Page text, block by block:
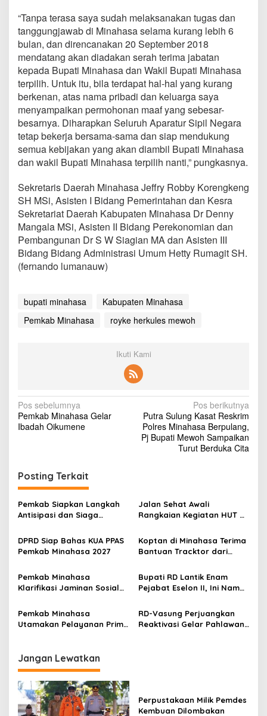
D
e
d
i
k
a
s
Y
a
n
g
T
i
n
g
i
“Tanpa terasa saya sudah melaksanakan tugas dan
tanggungjawab di Minahasa selama kurang lebih 6
bulan, dan direncanakan 20 September 2018
mendatang akan diadakan serah terima jabatan
kepada Bupati Minahasa dan Wakil Bupati Minahasa
terpilih. Untuk itu, bila terdapat hal-hal yang kurang
berkenan, atas nama pribadi dan keluarga saya
menyampaikan permohonan maaf yang sebesar-
besarnya. Diharapkan Seluruh Aparatur Sipil Negara
tetap bekerja bersama-sama dan siap mendukung
semua kebijakan yang akan diambil Bupati Minahasa
dan wakil Bupati Minahasa terpilih nanti,” pungkasnya.
Sekretaris Daerah Minahasa Jeffry Robby Korengkeng
SH MSi, Asisten I Bidang Pemerintahan dan Kesra
Sekretariat Daerah Kabupaten Minahasa Dr Denny
Mangala MSi, Asisten II Bidang Perekonomian dan
Pembangunan Dr S W Siagian MA dan Asisten III
Bidang Bidang Administrasi Umum Hetty Rumagit SH.
(fernando lumanauw)
bupati minahasa
Kabupaten Minahasa
Pemkab Minahasa
royke herkules mewoh
Ikuti Kami
N
a
g
a
s
i
p
o
s
Pos sebelumnya
Pemkab Minahasa Gelar
Ibadah Oikumene
Pos berikutnya
Putra Sulung Kasat Reskrim
Polres Minahasa Berpulang,
Pj Bupati Mewoh Sampaikan
Turut Berduka Cita
Posting Terkait
Pemkab Siapkan Langkah
Antisipasi dan Siaga
Minahasa
Jalan Sehat Awali
Rangkaian Kegiatan HUT RI
DPRD Siap Bahas KUA PPAS
Pemkab Minahasa 2027
Koptan di Minahasa Terima
Bantuan Tracktor dari
Ketahanan Pangan
Pemkab Minahasa
Klarifikasi Jaminan Sosial
Dijamin, Implementasi
Berproses
Bupati RD Lantik Enam
Pejabat Eselon II, Ini Nama-
Pemkab Minahasa
Utamakan Pelayanan Prima
RD-Vasung Perjuangkan
Reaktivasi Gelar Pahlawan
Jangan Lewatkan
Perpustakaan Milik Pemdes
Kembuan Dilombakan